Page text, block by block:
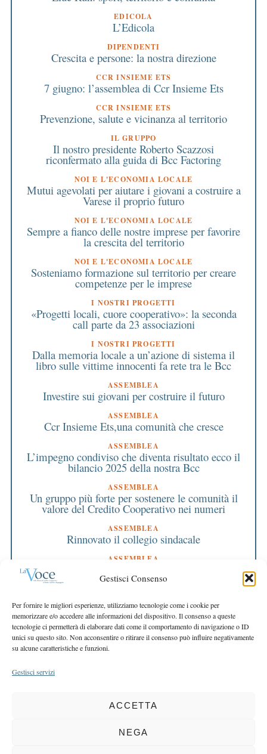
Gestisci Consenso
Per fornire le migliori esperienze, utilizziamo tecnologie come i cookie per
memorizzare e/o accedere alle informazioni del dispositivo. Il consenso a queste
tecnologie ci permetterà di elaborare dati come il comportamento di navigazione o ID
unici su questo sito. Non acconsentire o ritirare il consenso può influire negativamente
su alcune caratteristiche e funzioni.
Gestisci servizi
ACCETTA
NEGA
EDICOLA
L’Edicola
DIPENDENTI
Crescita e persone: la nostra direzione
CCR INSIEME ETS
7 giugno: l’assemblea di Ccr Insieme Ets
CCR INSIEME ETS
Prevenzione, salute e vicinanza al territorio
IL GRUPPO
Il nostro presidente Roberto Scazzosi
riconfermato alla guida di Bcc Factoring
NOI E L'ECONOMIA LOCALE
Mutui agevolati per aiutare i giovani a costruire a
Varese il proprio futuro
NOI E L'ECONOMIA LOCALE
Sempre a fianco delle nostre imprese per favorire
la crescita del territorio
NOI E L'ECONOMIA LOCALE
Sosteniamo formazione sul territorio per creare
competenze per le imprese
I NOSTRI PROGETTI
«Progetti locali, cuore cooperativo»: la seconda
call parte da 23 associazioni
I NOSTRI PROGETTI
Dalla memoria locale a un’azione di sistema il
libro sulle vittime innocenti fa rete tra le Bcc
ASSEMBLEA
Investire sui giovani per costruire il futuro
ASSEMBLEA
Ccr Insieme Ets,una comunità che cresce
ASSEMBLEA
L’impegno condiviso che diventa risultato ecco il
bilancio 2025 della nostra Bcc
ASSEMBLEA
Un gruppo più forte per sostenere le comunità il
valore del Credito Cooperativo nei numeri
ASSEMBLEA
Rinnovato il collegio sindacale
ASSEMBLEA
Bilancio approvato all’unanimità e 2 milioni
destinati al territorio
EDITORIALE DIRETTORE
Crescere restando riconoscibili
EDITORIALE PRESIDENTE
Costruire futuro insieme
COPYRIGHT 2025 LA VOCE |PRIVACY
BCC DI BUSTO GAROLFO E BUGUGGIATE